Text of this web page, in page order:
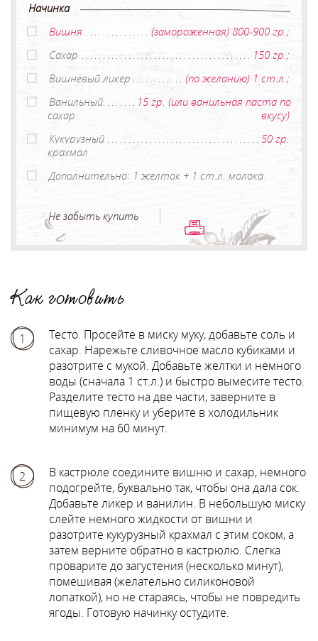
Начинка
Вишня
(замороженная) 800-900 гр.;
Сахар
150 гр.;
Вишнёвый ликер
(по желанию) 1 ст.л.;
Ванильный
сахар
15 гр. (или ванильная паста по
вкусу)
Кукурузный
крахмал
50 гр.
Дополнительно: 1 желток + 1 ст.л. молока.
Не забыть купить
Как готовить
1
Тесто. Просейте в миску муку, добавьте соль и
сахар. Нарежьте сливочное масло кубиками и
разотрите с мукой. Добавьте желтки и немного
воды (сначала 1 ст.л.) и быстро вымесите тесто.
Разделите тесто на две части, заверните в
пищевую пленку и уберите в холодильник
минимум на 60 минут.
2
В кастрюле соедините вишню и сахар, немного
подогрейте, буквально так, чтобы она дала сок.
Добавьте ликер и ванилин. В небольшую миску
слейте немного жидкости от вишни и
разотрите кукурузный крахмал с этим соком, а
затем верните обратно в кастрюлю. Слегка
проварите до загустения (несколько минут),
помешивая (желательно силиконовой
лопаткой), но не стараясь, чтобы не повредить
ягоды. Готовую начинку остудите.